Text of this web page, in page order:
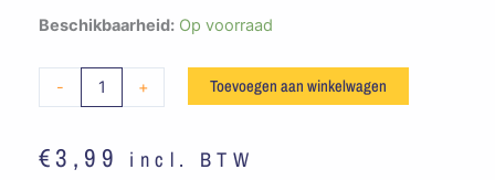
Beschikbaarheid: Op voorraad
-
Confetti
kleurrijk
+ Toevoegen aan winkelwagen
€3,99 incl. BTW